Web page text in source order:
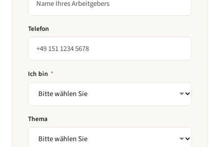
Telefon
Ich bin *
Thema